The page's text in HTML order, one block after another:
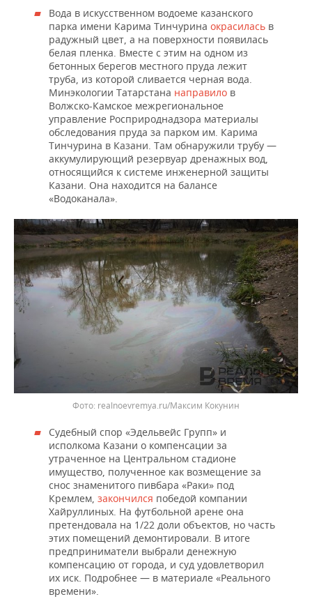
Вода в искусственном водоеме казанского
парка имени Карима Тинчурина окрасилась в
радужный цвет, а на поверхности появилась
белая пленка. Вместе с этим на одном из
бетонных берегов местного пруда лежит
труба, из которой сливается черная вода.
Минэкологии Татарстана направило в
Волжско-Камское межрегиональное
управление Росприроднадзора материалы
обследования пруда за парком им. Карима
Тинчурина в Казани. Там обнаружили трубу —
аккумулирующий резервуар дренажных вод,
относящийся к системе инженерной защиты
Казани. Она находится на балансе
«Водоканала».
Фото: realnoevremya.ru/Максим Кокунин
Судебный спор «Эдельвейс Групп» и
исполкома Казани о компенсации за
утраченное на Центральном стадионе
имущество, полученное как возмещение за
снос знаменитого пивбара «Раки» под
Кремлем, закончился победой компании
Хайруллиных. На футбольной арене она
претендовала на 1/22 доли объектов, но часть
этих помещений демонтировали. В итоге
предприниматели выбрали денежную
компенсацию от города, и суд удовлетворил
их иск. Подробнее — в материале «Реального
времени».